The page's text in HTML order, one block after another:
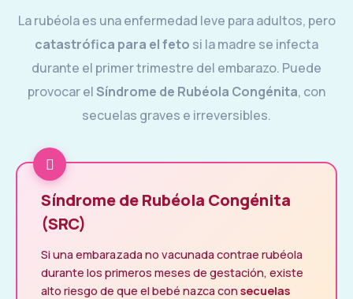
La rubéola es una enfermedad leve para adultos, pero
catastrófica para el feto si la madre se infecta
durante el primer trimestre del embarazo. Puede
provocar elSíndrome de Rubéola Congénita, con
secuelas graves e irreversibles.
Síndrome de Rubéola Congénita
(SRC)
Si una embarazada no vacunada contrae rubéola
durante los primeros meses de gestación, existe
alto riesgo de que el bebé nazca con secuelas